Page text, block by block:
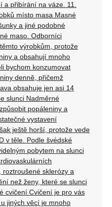
přibírání na váze. 11.
místo masa Masné
a jiné podobné
maso. Odborníci
výrobkům, protože
a obsahují mnoho
bychom konzumovat
denně, přičemž
obsahuje jen asi 14
slunci Nadměrné
popáleniny a
vystavení
ještě horší, protože vede
v těle. Podle švédské
pobytem na slunci
sklerózy a
než ženy, které se slunci
cvičení Cvičení je pro vás
jiných věcí je mnoho